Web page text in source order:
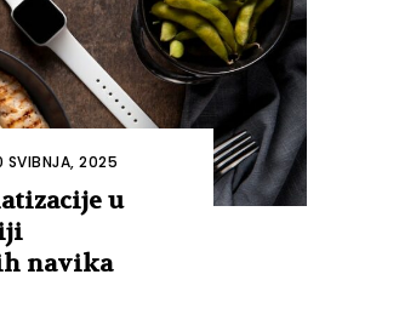
SVIBNJA, 2025
u
navika